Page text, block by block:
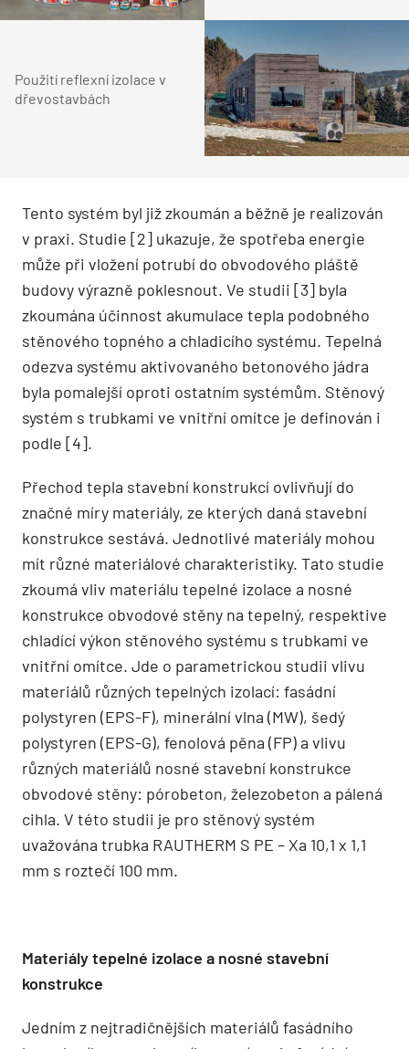
Použití reflexní izolace v
dřevostavbách
Tento systém byl již zkoumán a běžně je realizován
v praxi. Studie [2] ukazuje, že spotřeba energie
může při vložení potrubí do obvodového pláště
budovy výrazně poklesnout. Ve studii [3] byla
zkoumána účinnost akumulace tepla podobného
stěnového topného a chladicího systému. Tepelná
odezva systému aktivovaného betonového jádra
byla pomalejší oproti ostatním systémům. Stěnový
systém s trubkami ve vnitřní omítce je definován i
podle [4].
Přechod tepla stavební konstrukcí ovlivňují do
značné míry materiály, ze kterých daná stavební
konstrukce sestává. Jednotlivé materiály mohou
mít různé materiálové charakteristiky. Tato studie
zkoumá vliv materiálu tepelné izolace a nosné
konstrukce obvodové stěny na tepelný, respektive
chladící výkon stěnového systému s trubkami ve
vnitřní omítce. Jde o parametrickou studii vlivu
materiálů různých tepelných izolací: fasádní
polystyren (EPS-F), minerální vlna (MW), šedý
polystyren (EPS-G), fenolová pěna (FP) a vlivu
různých materiálů nosné stavební konstrukce
obvodové stěny: pórobeton, železobeton a pálená
cihla. V této studii je pro stěnový systém
uvažována trubka RAUTHERM S PE – Xa 10,1 x 1,1
mm s roztečí 100 mm.
Materiály tepelné izolace a nosné stavební
konstrukce
Jedním z nejtradičnějších materiálů fasádního